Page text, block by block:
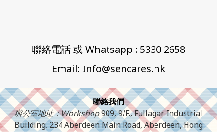
聯絡電話 或 Whatsapp : 5330 2658
Email: Info@sencares.hk
聯絡我們
辦公室地址：Workshop909, 9/F., Fullagar Industrial
Building, 234 Aberdeen Main Road, Aberdeen, Hong